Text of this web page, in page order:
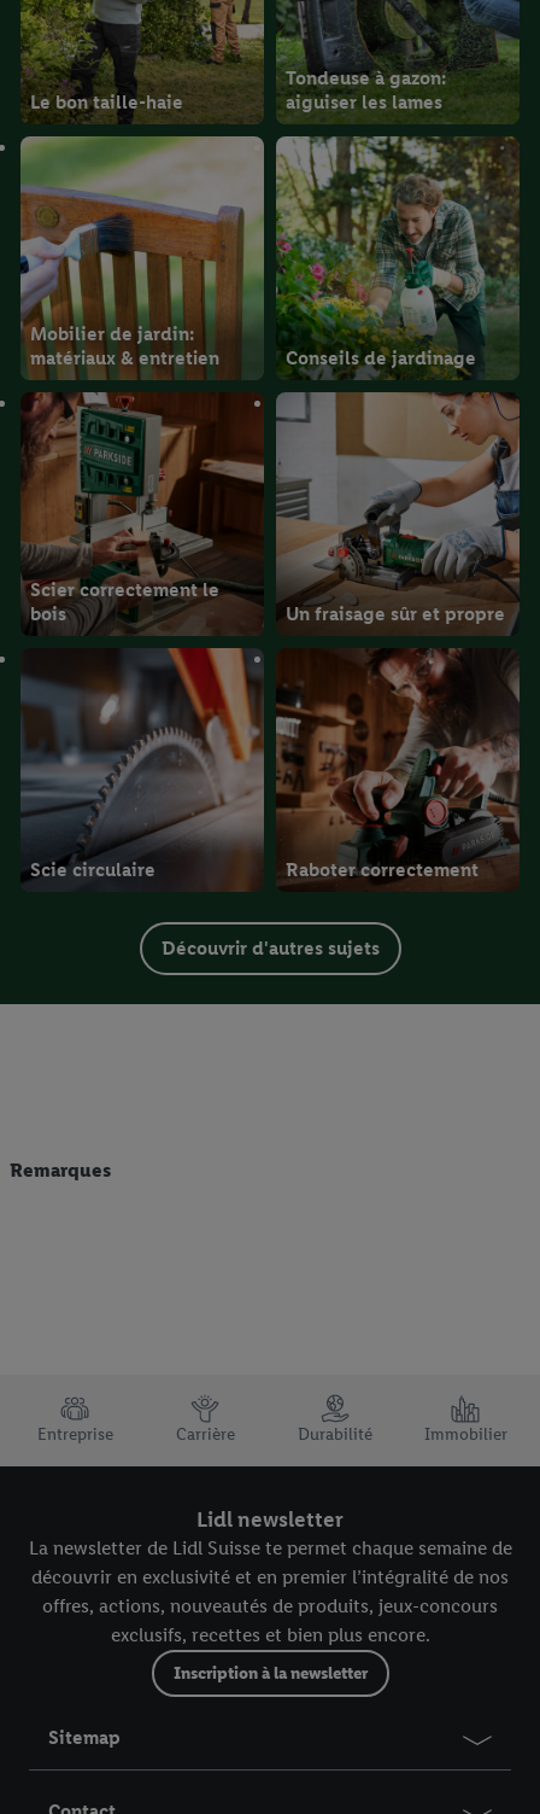
Le bon taille-haie
Tondeuse à gazon:
aiguiser les lames
Mobilier de jardin:
matériaux & entretien
Conseils de jardinage
Scier correctement le
bois
Un fraisage sûr et propre
Scie circulaire Raboter correctement
Découvrir d'autres sujets
Remarques
TRUSTBAR
Entreprise Carrière Durabilité Immobilier
Lidl newsletter
La newsletter de Lidl Suisse te permet chaque semaine de
découvrir en exclusivité et en premier l’intégralité de nos
offres, actions, nouveautés de produits, jeux-concours
exclusifs, recettes et bien plus encore.
Inscription à la newsletter
Sitemap